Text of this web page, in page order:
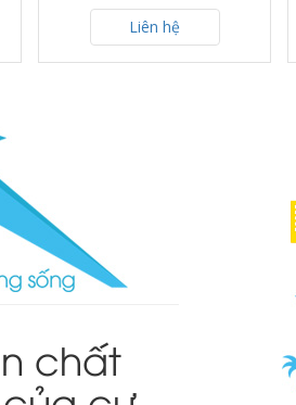
Liên hệ
chất